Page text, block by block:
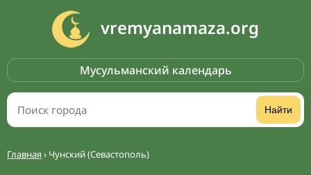
vremyanamaza.org
Мусульманский календарь
Найти
Главная› Чунский (Севастополь)